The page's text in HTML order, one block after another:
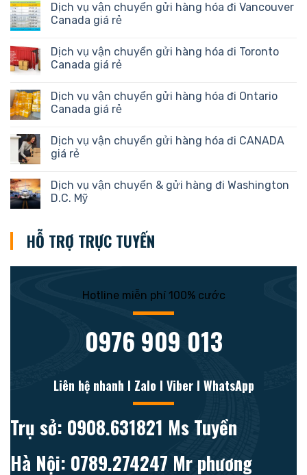
Dịch vụ vận chuyển gửi hàng hóa đi Vancouver
Canada giá rẻ
Dịch vụ vận chuyển gửi hàng hóa đi Toronto
Canada giá rẻ
Dịch vụ vận chuyển gửi hàng hóa đi Ontario
Canada giá rẻ
Dịch vụ vận chuyển gửi hàng hóa đi CANADA
giá rẻ
Dịch vụ vận chuyển & gửi hàng đi Washington
D.C. Mỹ
HỖ TRỢ TRỰC TUYẾN
Hotline miễn phí 100% cước
0976 909 013
Liên hệ nhanh l Zalo l Viber l WhatsApp
Trụ sở: 0908.631821 Ms Tuyền
Hà Nội: 0789.274247 Mr phương